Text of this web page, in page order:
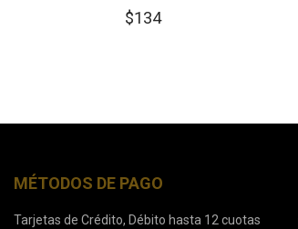
$134
MÉTODOS DE PAGO
Tarjetas de Crédito, Débito hasta 12 cuotas